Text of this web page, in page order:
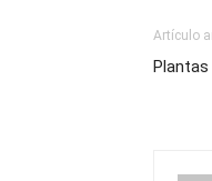
Artículo